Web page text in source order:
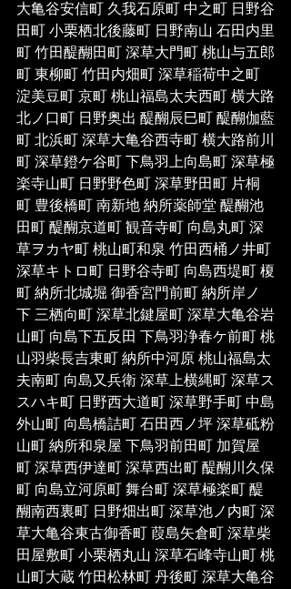
大亀谷安信町 久我石原町 中之町 日野谷
田町 小栗栖北後藤町 日野南山 石田内里
町 竹田醍醐田町 深草大門町 桃山与五郎
町 東柳町 竹田内畑町 深草稲荷中之町
淀美豆町 京町 桃山福島太夫西町 横大路
北ノ口町 日野奥出 醍醐辰巳町 醍醐伽藍
町 北浜町 深草大亀谷西寺町 横大路前川
町 深草鐙ケ谷町 下鳥羽上向島町 深草極
楽寺山町 日野野色町 深草野田町 片桐
町 豊後橋町 南新地 納所薬師堂 醍醐池
田町 醍醐京道町 観音寺町 向島丸町 深
草ヲカヤ町 桃山町和泉 竹田西桶ノ井町
深草キトロ町 日野谷寺町 向島西堤町 榎
町 納所北城堀 御香宮門前町 納所岸ノ
下 三栖向町 深草北鍵屋町 深草大亀谷岩
山町 向島下五反田 下鳥羽浄春ケ前町 桃
山羽柴長吉東町 納所中河原 桃山福島太
夫南町 向島又兵衛 深草上横縄町 深草ス
スハキ町 日野西大道町 深草野手町 中島
外山町 向島橋詰町 石田西ノ坪 深草砥粉
山町 納所和泉屋 下鳥羽前田町 加賀屋
町 深草西伊達町 深草西出町 醍醐川久保
町 向島立河原町 舞台町 深草極楽町 醍
醐南西裏町 日野畑出町 深草池ノ内町 深
草大亀谷東古御香町 葭島矢倉町 深草柴
田屋敷町 小栗栖丸山 深草石峰寺山町 桃
山町大蔵 竹田松林町 丹後町 深草大亀谷